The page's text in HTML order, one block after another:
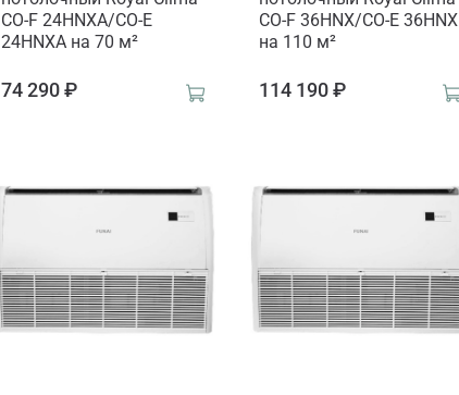
CO-F 24HNXA/CO-E
24HNXA на 70 м²
74 290 ₽
CO-F 36HNX/CO-E 36HNX
на 110 м²
114 190 ₽